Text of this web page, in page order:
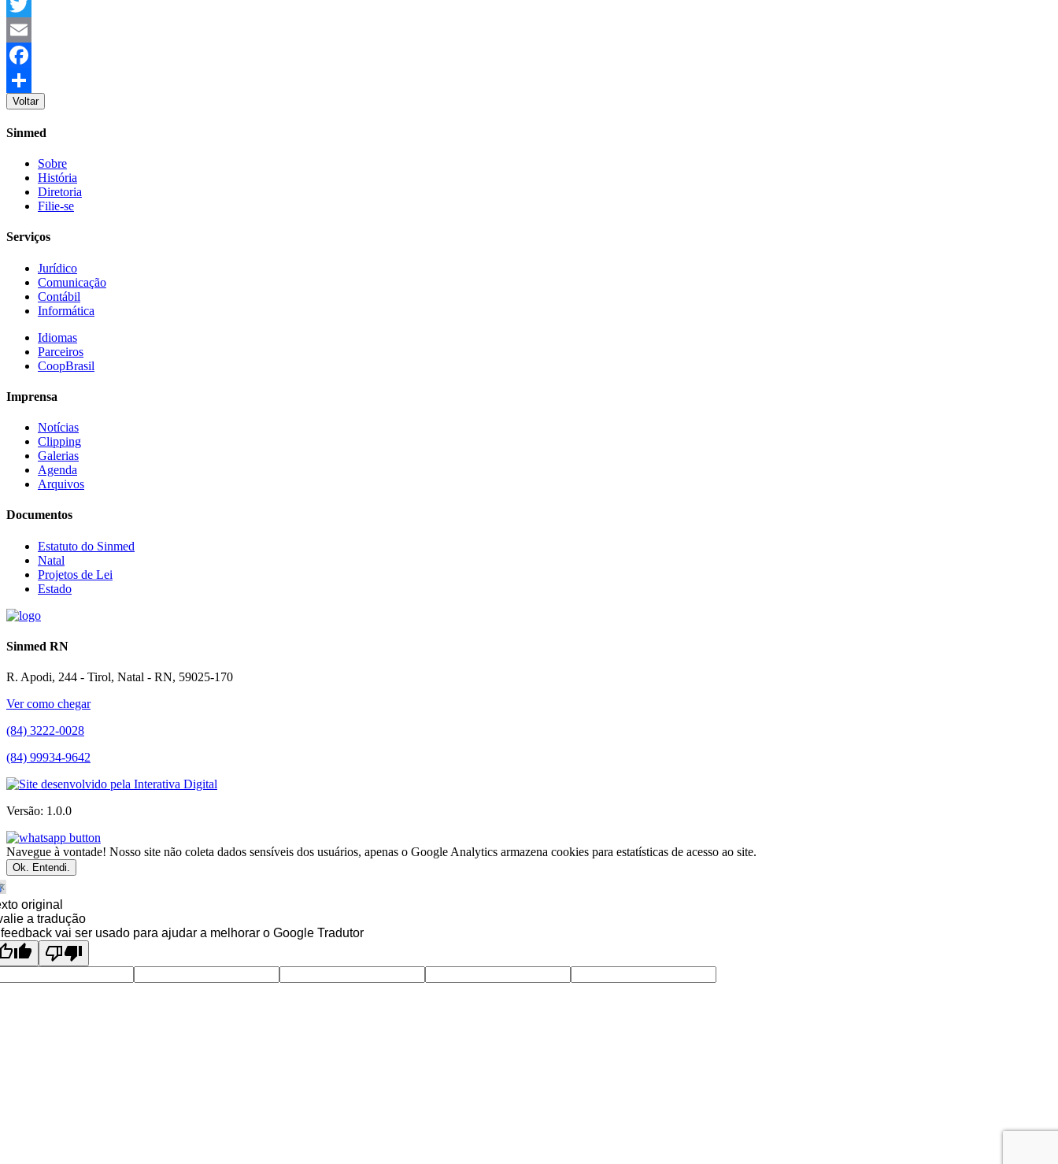
WhatsApp
Twitter
Email
Facebook
Share
Voltar
Sinmed
Sobre
História
Diretoria
Filie-se
Serviços
Jurídico
Comunicação
Contábil
Informática
Idiomas
Parceiros
CoopBrasil
Imprensa
Notícias
Clipping
Galerias
Agenda
Arquivos
Documentos
Estatuto do Sinmed
Natal
Projetos de Lei
Estado
Sinmed RN
R. Apodi, 244 - Tirol, Natal - RN, 59025-170
Ver como chegar
(84) 3222-0028
(84) 99934-9642
Versão: 1.0.0
Navegue à vontade! Nosso site não coleta dados sensíveis dos usuários, apenas o Google Analytics armazena cookies para estatísticas de acesso ao site.
Ok. Entendi.
original
a tradução
vai ser usado para ajudar a melhorar o Google Tradutor